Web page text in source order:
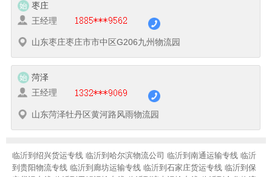
枣庄
王经理
山东枣庄枣庄市市中区G206九州物流园
菏泽
王经理
山东菏泽牡丹区黄河路风雨物流园
临沂到绍兴货运专线 临沂到哈尔滨物流公司 临沂到南通运输专线 临沂
到贵阳物流专线 临沂到廊坊运输专线 临沂到石家庄货运专线 临沂到保